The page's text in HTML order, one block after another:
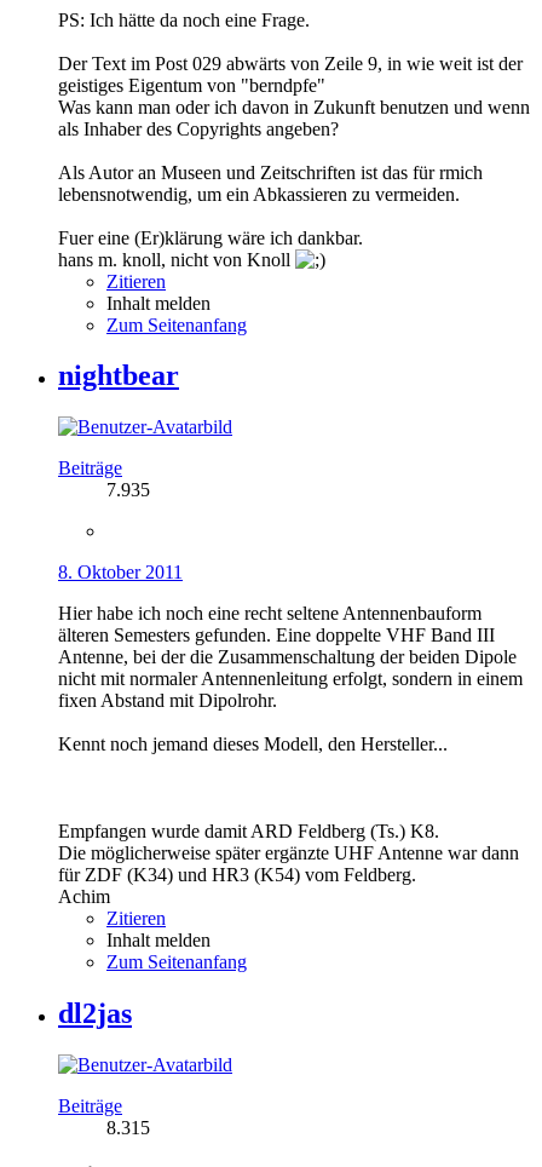
PS: Ich hätte da noch eine Frage.
Der Text im Post 029 abwärts von Zeile 9, in wie weit ist der
geistiges Eigentum von "berndpfe"
Was kann man oder ich davon in Zukunft benutzen und wenn
als Inhaber des Copyrights angeben?
Als Autor an Museen und Zeitschriften ist das für rmich
lebensnotwendig, um ein Abkassieren zu vermeiden.
Fuer eine (Er)klärung wäre ich dankbar.
hans m. knoll, nicht von Knoll
Zitieren
Inhalt melden
Zum Seitenanfang
nightbear
Beiträge
7.935
8. Oktober 2011
Hier habe ich noch eine recht seltene Antennenbauform
älteren Semesters gefunden. Eine doppelte VHF Band III
Antenne, bei der die Zusammenschaltung der beiden Dipole
nicht mit normaler Antennenleitung erfolgt, sondern in einem
fixen Abstand mit Dipolrohr.
Kennt noch jemand dieses Modell, den Hersteller...
Empfangen wurde damit ARD Feldberg (Ts.) K8.
Die möglicherweise später ergänzte UHF Antenne war dann
für ZDF (K34) und HR3 (K54) vom Feldberg.
Achim
Zitieren
Inhalt melden
Zum Seitenanfang
dl2jas
Beiträge
8.315